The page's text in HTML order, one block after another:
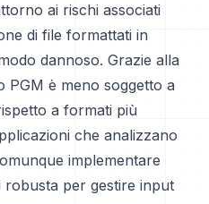
ai rischi associati
di file formattati in
dannoso. Grazie alla
PGM è meno soggetto a
a formati più
che analizzano
implementare
robusta per gestire input